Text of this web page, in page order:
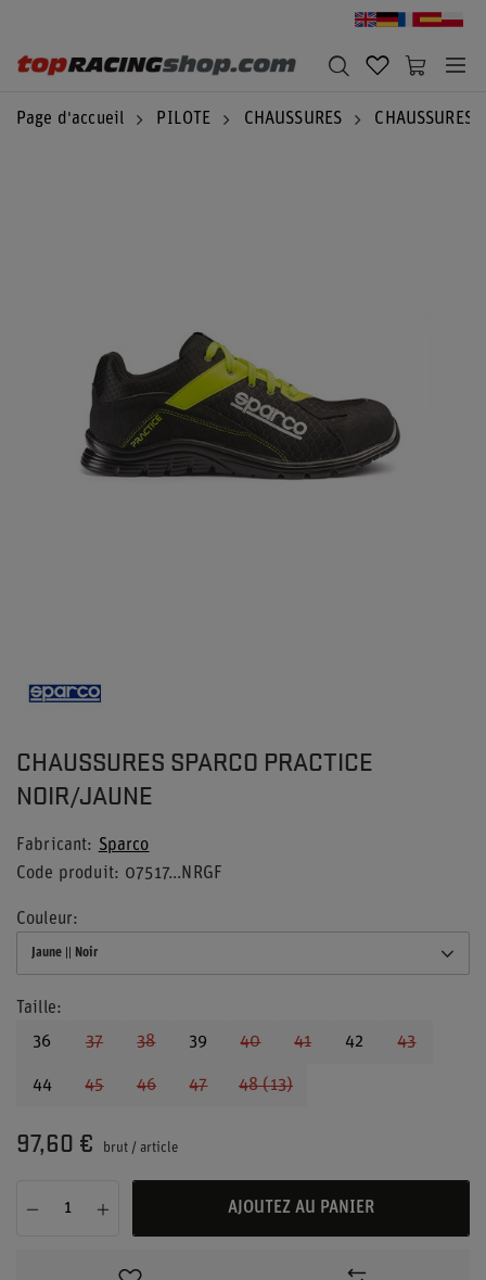
Page d'accueil PILOTE CHAUSSURES CHAUSSURES
CHAUSSURES SPARCO PRACTICE
NOIR/JAUNE
Fabricant
Sparco
Code produit
07517...NRGF
Couleur
Jaune || Noir
Taille
36
37 38 39 40 41 42 43
44 45 46 47 48 (13)
97,60 € brut / article
AJOUTEZ AU PANIER